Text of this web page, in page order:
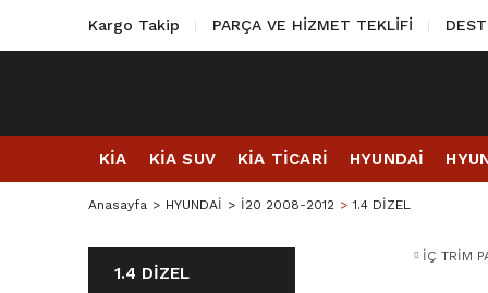
Kargo Takip PARÇA VE HİZMET TEKLİFİ
KİA KİA SUV KİA TİCARİ HYUNDAİ
Anasayfa HYUNDAİ İ20 2008-2012 1.4 DİZEL
1.4 DİZEL
İÇ TRİM